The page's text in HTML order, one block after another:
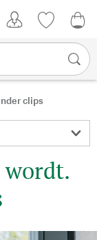
clips
wordt.